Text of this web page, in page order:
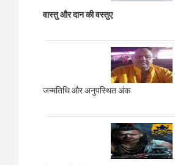
वास्तु और दान की वस्तुए
जन्मतिथि और अनुपस्थित अंक